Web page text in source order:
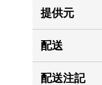
提供元
配送
配送注記